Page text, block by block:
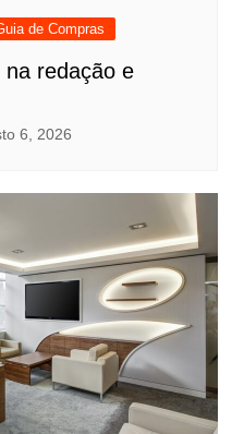
de Compras
na redação e
6, 2026